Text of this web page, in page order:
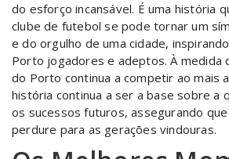
do esforço incansável. É uma história
clube de futebol se pode tornar um
e do orgulho de uma cidade,
Porto jogadores e adeptos. À medida
do Porto continua a competir ao mais
história continua a ser a base sobre a
os sucessos futuros, assegurando
perdure para as gerações vindouras.